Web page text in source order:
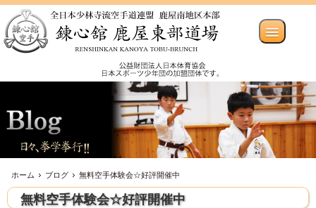
ホーム ブログ 無料空手体験会☆好評開催中
無料空手体験会☆好評開催中